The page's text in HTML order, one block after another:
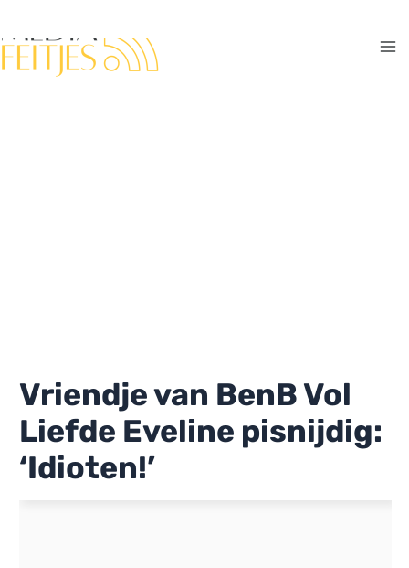
de
Vriendje van BenB Vol
Liefde Eveline pisnijdig:
‘Idioten!’